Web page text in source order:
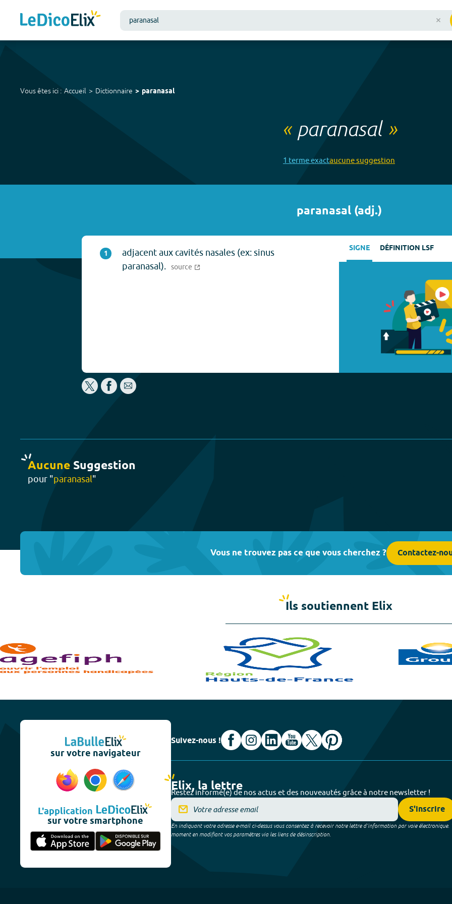
Vous êtes ici : Accueil Dictionnaire paranasal
« paranasal»
1 termeexactaucunesuggestion
paranasal(adj.)
1
adjacent aux cavités nasales (ex: sinus
paranasal). source
SIGNE DÉFINITION LSF
Aucune Suggestion
pour "paranasal"
Vous ne trouvez pas ce que vous cherchez ? Contactez-
Ils soutiennent Elix
sur votre navigateur
L'application
sur votre smartphone
Suivez-nous !
Elix, la lettre
Restez informé(e) de nos actus et des nouveautés grâce à notre newsletter !
S'inscrire
En indiquant votre adresse e-mail ci-dessus vous consentez à recevoir notre lettre d’information par voie électronique.
moment en modifiant vos paramètres via les liens de désinscription.